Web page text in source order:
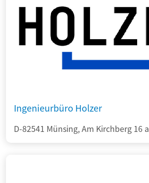
Ingenieurbüro Holzer
D-82541 Münsing, Am Kirchberg 16 a